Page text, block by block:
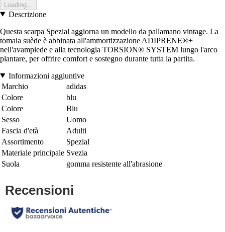
Loading...
Descrizione
Questa scarpa Spezial aggiorna un modello da pallamano vintage. La
tomaia suède è abbinata all'ammortizzazione ADIPRENE®+
nell'avampiede e alla tecnologia TORSION® SYSTEM lungo l'arco
plantare, per offrire comfort e sostegno durante tutta la partita.
Informazioni aggiuntive
Marchio
adidas
Colore
blu
Colore
Blu
Sesso
Uomo
Fascia d'età
Adulti
Assortimento
Spezial
Materiale principale Svezia
Suola
gomma resistente all'abrasione